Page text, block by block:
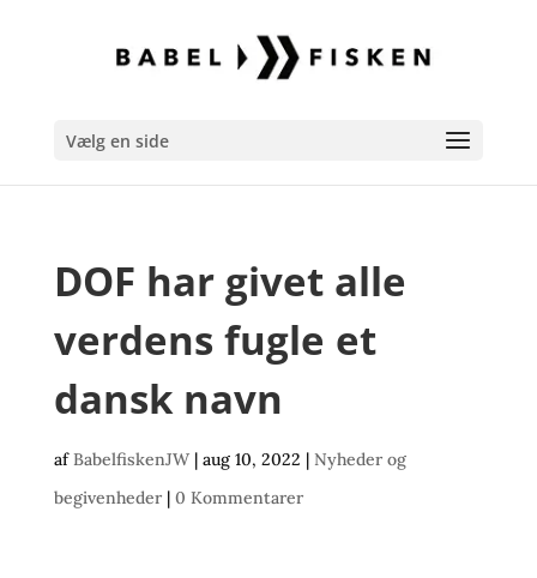
Vælg en side
DOF har givet alle
verdens fugle et
dansk navn
afBabelfiskenJW| aug 10, 2022 | Nyheder og
begivenheder| 0 Kommentarer